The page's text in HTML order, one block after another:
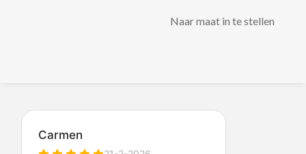
Naar maat in te stellen